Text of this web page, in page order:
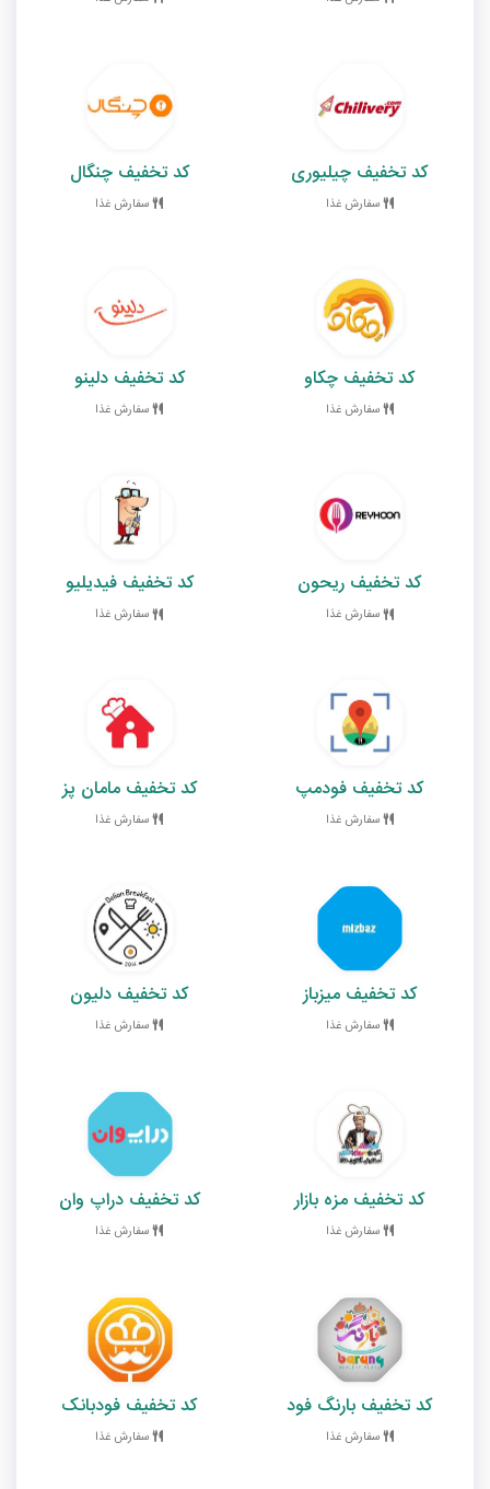
کد تخفیف چیلیوری
سفارش غذا
کد تخفیف چنگال
سفارش غذا
کد تخفیف چکاو
سفارش غذا
کد تخفیف دلینو
سفارش غذا
کد تخفیف ریحون
سفارش غذا
کد تخفیف فیدیلیو
سفارش غذا
کد تخفیف فودمپ
سفارش غذا
کد تخفیف مامان پز
سفارش غذا
کد تخفیف میزباز
سفارش غذا
کد تخفیف دلیون
سفارش غذا
کد تخفیف مزه بازار
سفارش غذا
کد تخفیف دراپ وان
سفارش غذا
کد تخفیف بارنگ فود
سفارش غذا
کد تخفیف فودبانک
سفارش غذا